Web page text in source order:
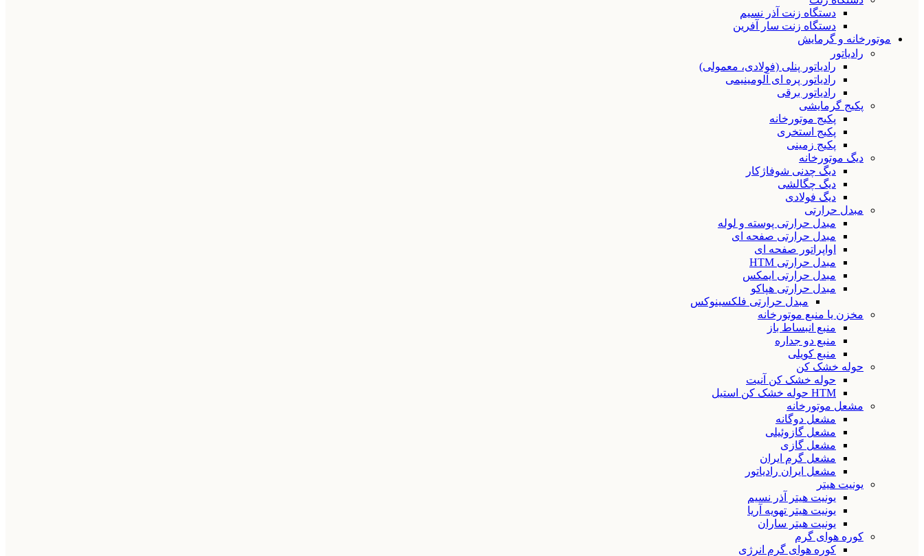
دستگاه زنت آذر نسیم
دستگاه زنت سار آفرین
موتورخانه و گرمایش
رادیاتور
رادیاتور پنلی (فولادی، معمولی)
رادیاتور پره ای آلومینیمی
رادیاتور برقی
پکیج گرمایشی
پکیج موتورخانه
پکیج استخری
پکیج زمینی
دیگ موتورخانه
دیگ چدنی شوفاژکار
دیگ چگالشی
دیگ فولادی
مبدل حرارتی
مبدل حرارتی پوسته و لوله
مبدل حرارتی صفحه ای
اواپراتور صفحه ای
مبدل حرارتی HTM
مبدل حرارتی ایمکس
مبدل حرارتی هپاکو
مبدل حرارتی فلکسینوکس
مخزن یا منبع موتورخانه
منبع انبساط باز
منبع دو جداره
منبع کویلی
حوله خشک کن
حوله خشک کن آنیت
HTM حوله خشک کن استیل
مشعل موتورخانه
مشعل دوگانه
مشعل گازوئیلی
مشعل گازی
مشعل گرم ایران
مشعل ایران رادیاتور
یونیت هیتر
یونیت هیتر آذر نسیم
یونیت هیتر تهویه آریا
یونیت هیتر ساران
کوره هوای گرم
کوره هوای گرم انرژی